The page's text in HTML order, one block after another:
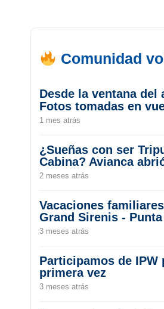
Comunidad
Desde la ventana del
Fotos tomadas en
1 mes atrás
¿Sueñas con ser
Cabina? Avianca
2 meses atrás
Vacaciones
Grand Sirenis - Punta
3 meses atrás
Participamos de IPW
primera vez
3 meses atrás